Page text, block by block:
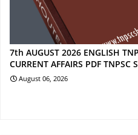
7th AUGUST 2026 ENGLISH
CURRENT AFFAIRS PDF TNPSC
August 06, 2026